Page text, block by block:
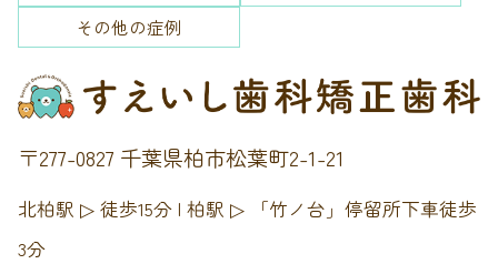
その他の症例
〒277-0827 千葉県柏市松葉町2-1-21
北柏駅 ▷ 徒歩15分 | 柏駅 ▷ 「竹ノ台」停留所下車徒歩
3分